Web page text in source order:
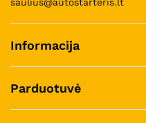
saulius@autostarteris.lt
Informacija
Parduotuvė